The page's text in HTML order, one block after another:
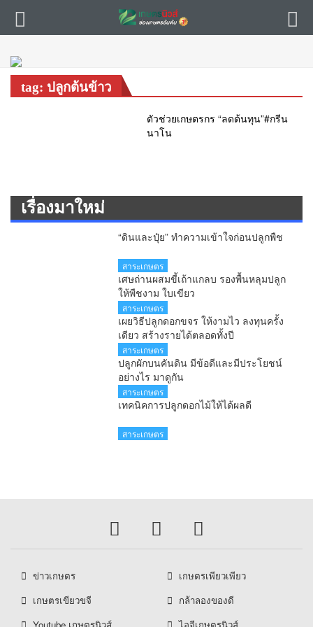
tag: ปลูกต้นข้าว
ตัวช่วยเกษตรกร “ลดต้นทุน”#กรีน
นาโน
เรื่องมาใหม่
“ดินและปุ๋ย” ทำความเข้าใจก่อนปลูกพืช
สาระเกษตร
เศษถ่านผสมขี้เถ้าแกลบ รองพื้นหลุมปลูก
ให้พืชงาม ใบเขียว
สาระเกษตร
เผยวิธีปลูกดอกขจร ให้งามไว ลงทุนครั้ง
เดียว สร้างรายได้ตลอดทั้งปี
สาระเกษตร
ปลูกผักบนคันดิน มีข้อดีและมีประโยชน์
อย่างไร มาดูกัน
สาระเกษตร
เทคนิคการปลูกดอกไม้ให้ได้ผลดี
สาระเกษตร
ข่าวเกษตร
เกษตรเพียวเพียว
เกษตรเขียวขจี
กล้าลองของดี